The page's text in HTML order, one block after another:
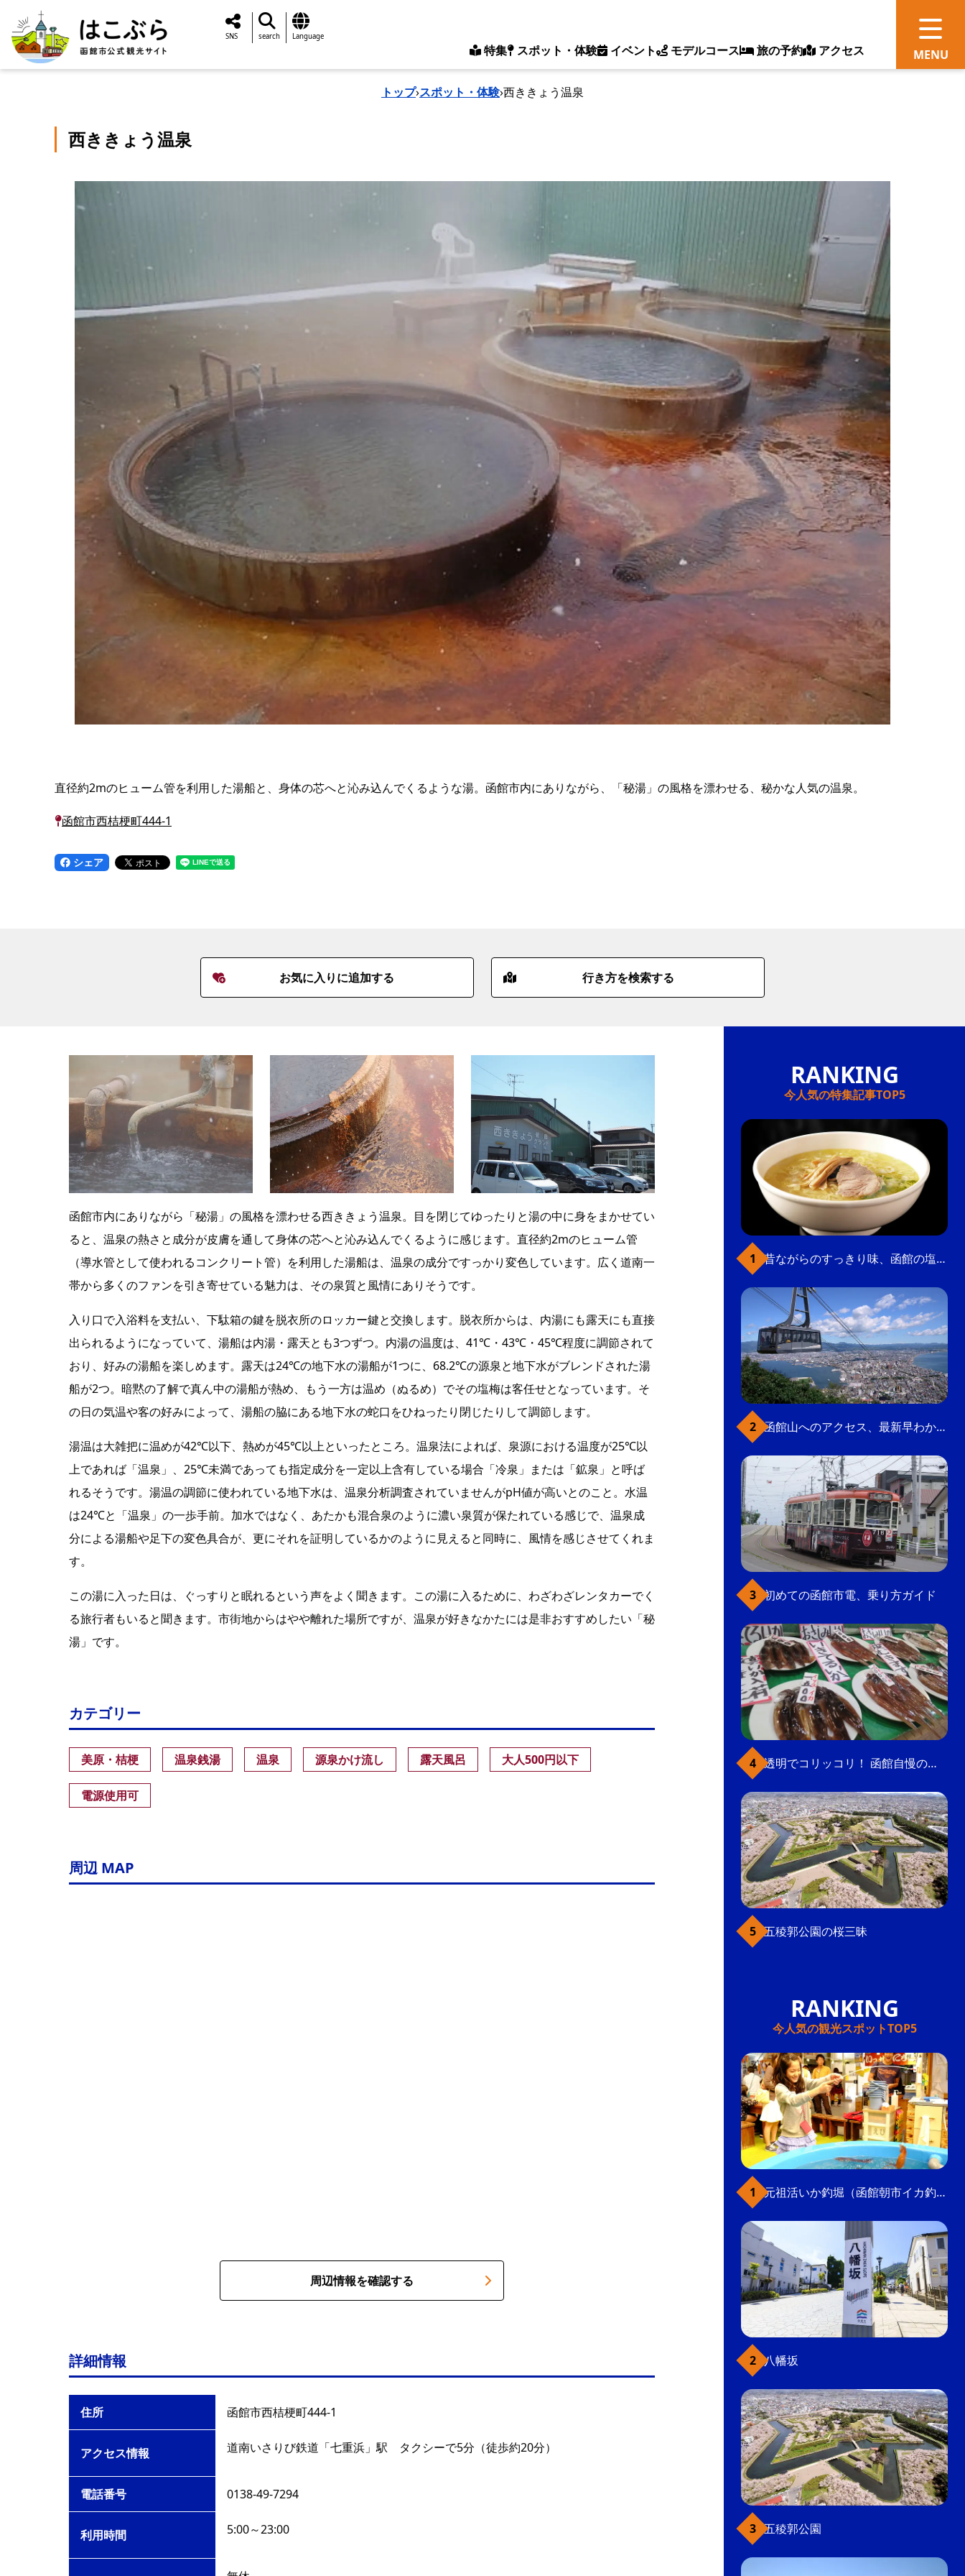
特集 スポット・体験 イベント モデルコース 旅の予約 アクセス
SNS search Language
トップ›スポット・体験›西ききょう温泉
西ききょう温泉
直径約2mのヒューム管を利用した湯船と、身体の芯へと沁み込んでくるような湯。函館市内にありながら、「秘湯」の風格を漂わせる、秘かな人気の温泉。
函館市西桔梗町444-1
シェア
お気に入りに追加する 行き方を検索する
函館市内にありながら「秘湯」の風格を漂わせる西ききょう温泉。目を閉じてゆったりと湯の中に身をまかせてい
ると、温泉の熱さと成分が皮膚を通して身体の芯へと沁み込んでくるように感じます。直径約2mのヒューム管
（導水管として使われるコンクリート管）を利用した湯船は、温泉の成分ですっかり変色しています。広く道南一
帯から多くのファンを引き寄せている魅力は、その泉質と風情にありそうです。
入り口で入浴料を支払い、下駄箱の鍵を脱衣所のロッカー鍵と交換します。脱衣所からは、内湯にも露天にも直接
出られるようになっていて、湯船は内湯・露天とも3つずつ。内湯の温度は、41℃・43℃・45℃程度に調節されて
おり、好みの湯船を楽しめます。露天は24℃の地下水の湯船が1つに、68.2℃の源泉と地下水がブレンドされた湯
船が2つ。暗黙の了解で真ん中の湯船が熱め、もう一方は温め（ぬるめ）でその塩梅は客任せとなっています。そ
の日の気温や客の好みによって、湯船の脇にある地下水の蛇口をひねったり閉じたりして調節します。
湯温は大雑把に温めが42℃以下、熱めが45℃以上といったところ。温泉法によれば、泉源における温度が25℃以
上であれば「温泉」、25℃未満であっても指定成分を一定以上含有している場合「冷泉」または「鉱泉」と呼ば
れるそうです。湯温の調節に使われている地下水は、温泉分析調査されていませんがpH値が高いとのこと。水温
は24℃と「温泉」の一歩手前。加水ではなく、あたかも混合泉のように濃い泉質が保たれている感じで、温泉成
分による湯船や足下の変色具合が、更にそれを証明しているかのように見えると同時に、風情を感じさせてくれま
す。
この湯に入った日は、ぐっすりと眠れるという声をよく聞きます。この湯に入るために、わざわざレンタカーでく
る旅行者もいると聞きます。市街地からはやや離れた場所ですが、温泉が好きなかたには是非おすすめしたい「秘
湯」です。
カテゴリー
美原・桔梗 温泉銭湯 温泉 源泉かけ流し 露天風呂 大人500円以下
電源使用可
周辺 MAP
周辺情報を確認する
詳細情報
住所 函館市西桔梗町444-1
アクセス情報 道南いさりび鉄道「七重浜」駅 タクシーで5分（徒歩約20分）
電話番号 0138-49-7294
利用時間 5:00～23:00
今人気の特集記事TOP5
昔ながらのすっきり味、函館の塩ラーメン
函館山へのアクセス、最新早わかりガイド
初めての函館市電、乗り方ガイド
透明でコリッコリ！ 函館自慢のいかをどうぞ
五稜郭公園の桜三昧
今人気の観光スポットTOP5
元祖活いか釣堀（函館朝市イカ釣り体験）
八幡坂
五稜郭公園